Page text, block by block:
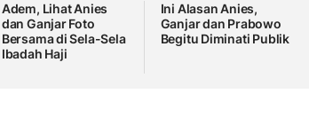
Adem, Lihat Anies
dan Ganjar Foto
Bersama di Sela-Sela
Ibadah Haji
Ini Alasan Anies,
Ganjar dan Prabowo
Begitu Diminati Publik